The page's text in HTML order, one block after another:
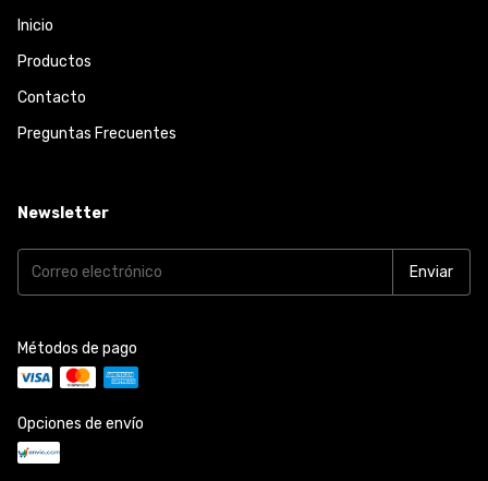
Inicio
Productos
Contacto
Preguntas Frecuentes
Newsletter
Métodos de pago
Opciones de envío